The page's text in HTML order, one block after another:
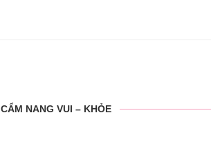
CẨM NANG VUI – KHỎE